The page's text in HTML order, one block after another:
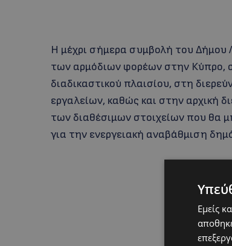
Η μέχρι σήμερα συμβολή του Δήμου
των αρμόδιων φορέων στην Κύπρο,
διαδικαστικού πλαισίου, στη
εργαλείων, καθώς και στην αρχική
των διαθέσιμων στοιχείων που θα
για την ενεργειακή αναβάθμιση
Εμείς